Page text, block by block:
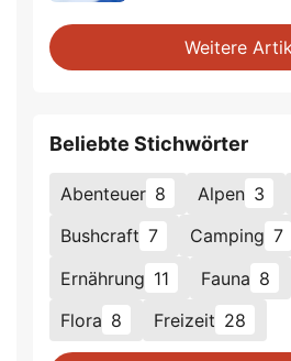
Weitere
Beliebte Stichwörter
Abenteuer 8 Alpen 3
Bushcraft 7 Camping 7
Ernährung 11 Fauna 8
Flora 8 Freizeit 28